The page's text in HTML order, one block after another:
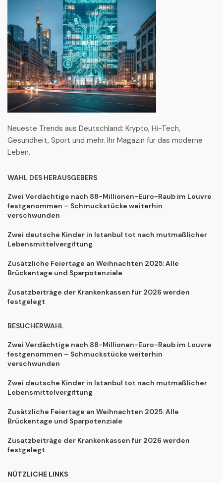
Neueste Trends aus Deutschland: Krypto, Hi-Tech,
Gesundheit, Sport und mehr. Ihr Magazin für das moderne
Leben.
WAHL DES HERAUSGEBERS
Zwei Verdächtige nach 88-Millionen-Euro-Raub im Louvre
festgenommen – Schmuckstücke weiterhin
verschwunden
Zwei deutsche Kinder in Istanbul tot nach mutmaßlicher
Lebensmittelvergiftung
Zusätzliche Feiertage an Weihnachten 2025: Alle
Brückentage und Sparpotenziale
Zusatzbeiträge der Krankenkassen für 2026 werden
festgelegt
BESUCHERWAHL
Zwei Verdächtige nach 88-Millionen-Euro-Raub im Louvre
festgenommen – Schmuckstücke weiterhin
verschwunden
Zwei deutsche Kinder in Istanbul tot nach mutmaßlicher
Lebensmittelvergiftung
Zusätzliche Feiertage an Weihnachten 2025: Alle
Brückentage und Sparpotenziale
Zusatzbeiträge der Krankenkassen für 2026 werden
festgelegt
NÜTZLICHE LINKS